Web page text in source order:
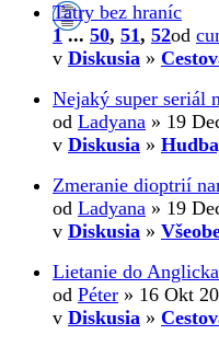
Tatry bez hraníc
1... 50, 51, 52od
v Diskusia »
Nejaký super seriál
od Ladyana » 19
v Diskusia »
Zmeranie dioptrií
od Ladyana » 19
v Diskusia »
Lietanie do Anglicka
od Péter » 16 Okt
v Diskusia »